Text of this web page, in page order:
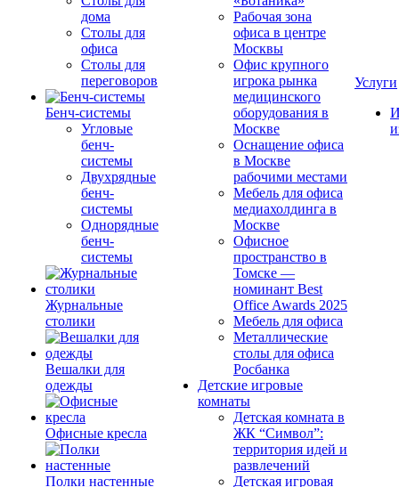
дома
Столы для
офиса
Столы для
переговоров
Бенч-системы
Угловые
бенч-
системы
Двухрядные
бенч-
системы
Однорядные
бенч-
системы
Журнальные
столики
Вешалки для
одежды
Офисные кресла
Полки настенные
Рабочая зона
офиса в центре
Москвы
Офис крупного
игрока рынка
медицинского
оборудования в
Москве
Оснащение офиса
в Москве
рабочими местами
Мебель для офиса
медиахолдинга в
Москве
Офисное
пространство в
Томске —
номинант Best
Office Awards 2025
Мебель для офиса
Металлические
столы для офиса
Росбанка
Детские игровые
комнаты
Детская комната в
ЖК “Символ”:
территория идей и
развлечений
Детская игровая
Услуги